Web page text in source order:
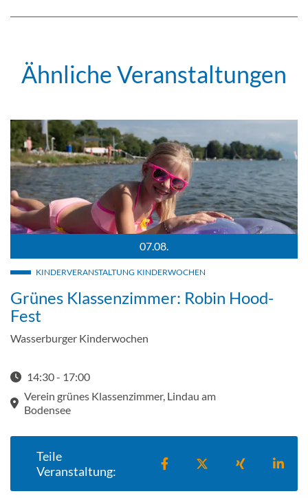
Ähnliche Veranstaltungen
07.08.
KINDERVERANSTALTUNG KINDERWOCHEN
Grünes Klassenzimmer: Robin Hood-
Fest
Wasserburger Kinderwochen
14:30 - 17:00
Startzeit: 14:30
Verein grünes Klassenzimmer, Lindau am
Bodensee
Teile
Veranstaltung:
Teilen auf Facebook
Teilen auf XTeilen auf